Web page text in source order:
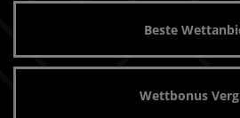
Beste
Wettbonus